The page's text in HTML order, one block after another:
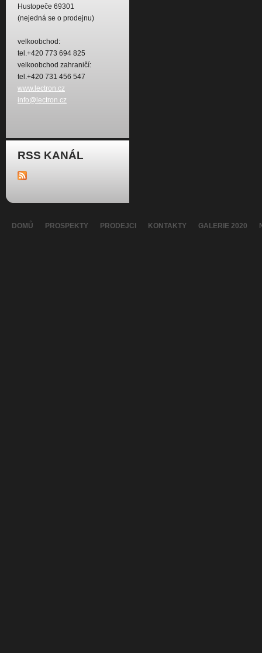
Hustopeče 69301
(nejedná se o prodejnu)
velkoobchod:
tel.+420 773 694 825
velkoobchod zahraničí:
tel.+420 731 456 547
www.lectron.cz
info@lectron.cz
RSS KANÁL
DOMŮ PROSPEKTY PRODEJCI KONTAKTY GALERIE 2020